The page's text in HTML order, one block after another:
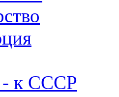
- к СССР